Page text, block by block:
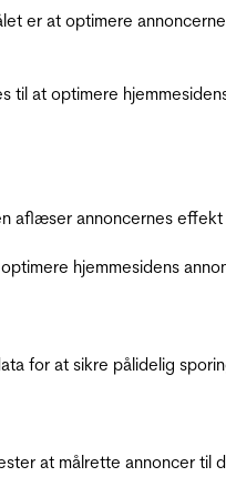
er at optimere
at optimere
aflæser annoncernes
hjemmesidens
for at sikre pålidelig
at målrette annoncer